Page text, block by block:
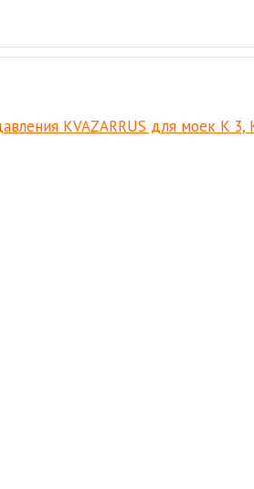
KVAZARRUS для моек K 3,